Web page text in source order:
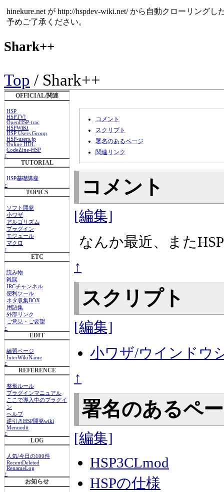
hinekure.net が http://hspdev-wiki.net/ から自動クローリング
予めご了承ください。
Shark++
Top / Shark++
OFFICIAL/関連
HSP
HSPTV!
OpenHSP-trac
HSPWiKi
HSP Users Group
HSP-users.jp
Online HDL
CodeZine-HSP
↑
TUTORIAL
HSP基礎講座
↑
TOPICS
ソフト開発
小ワザ
アルゴリズム
プラグイン
モジュール
マクロ
↑
ETC
読み物
雑談
IRCチャンネル
便利ツール
ネタ収集BOX
用語集
外部リンク
ご意見・ご要望
↑
EDIT
練習ページ
InterWikiName
↑
REFERENCE
整形ルール
プラグインマニュアル
ここで導入中のプラグイ
ン
ヘルプ
逆引きHSP開発wiki
Menuedit
↑
LOG
人気/今日の100件
RecentDeleted
RenameLog
↑
お知らせ
コメント
スクリプト
署名のあるページ
関連リンク
コメント
[編集]
なんか最近、また
↑
スクリプト
[編集]
小ワザ/ウインドウ
↑
署名のあるペ
[編集]
HSP3CLmod
HSPの仕様